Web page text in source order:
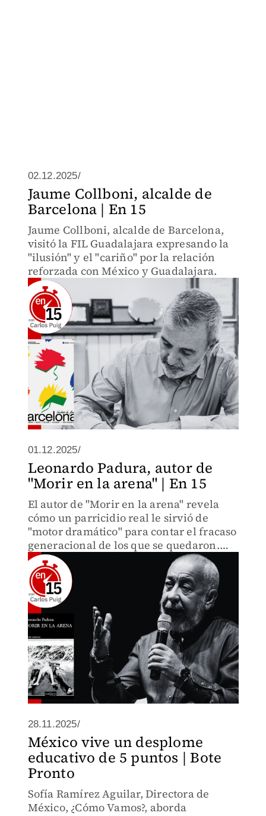
02.12.2025/
Jaume Collboni, alcalde de
Barcelona | En 15
Jaume Collboni, alcalde de Barcelona,
visitó la FIL Guadalajara expresando la
"ilusión" y el "cariño" por la relación
reforzada con México y Guadalajara.
01.12.2025/
Leonardo Padura, autor de
"Morir en la arena" | En 15
El autor de "Morir en la arena" revela
cómo un parricidio real le sirvió de
"motor dramático" para contar el fracaso
generacional de los que se quedaron.
Padura toca temas delicados como la
guerra de Angola y la censura editorial.
28.11.2025/
México vive un desplome
educativo de 5 puntos | Bote
Pronto
Sofía Ramírez Aguilar, Directora de
México, ¿Cómo Vamos?, aborda